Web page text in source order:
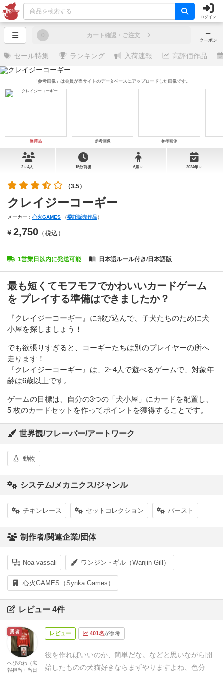
ログイン
─
クーポン
0 カート確認・ご注文
セール特集 ランキング 入荷速報 高評価作品
当商品 参考画像 参考画像
「参考画像」は会員が当サイトのデータベースにアップロードした画像です。
2～4人 15分前後 6歳～ 2024年～
（3.5）
クレイジーコーギー
メーカー： 心火GAMES （委託販売作品）
¥ 2,750 （税込）
1営業日以内に発送可能 日本語ルール付き/日本語版
最も短くてモフモフでかわいいカードゲーム
を プレイする準備はできましたか？
『クレイジーコーギー』に飛び込んで、子犬たちのために犬
小屋を探しましょう！
でも欲張りすぎると、コーギーたちは別のプレイヤーの所へ
走ります！
『クレイジーコーギー』は、2~4人で遊べるゲームで、対象年
齢は6歳以上です。
ゲームの目標は、自分の3つの「犬小屋」にカードを配置し、
5 枚のカードセットを作ってポイントを獲得することです。
世界観/フレーバー/アートワーク
動物
システム/メカニクス/ジャンル
チキンレース セットコレクション バースト
制作者/関連企業/団体
Noa vassali ワンジン・ギル（Wanjin Gill）
心火GAMES（Synka Games）
レビュー 4件
レビュー 401名が参考
役を作ればいいのか、簡単だな。 などと思いながら開
始したものの犬猫好きならまずやりますよね、色分
勇者
へびのわ（広
報担当・当日